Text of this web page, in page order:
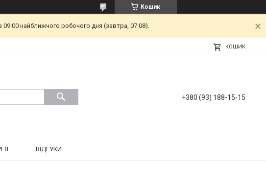
Кошик
09:00 найближчого робочого дня (завтра, 07.08).
КОШИК
+380 (93) 188-15-15
ВІДГУКИ